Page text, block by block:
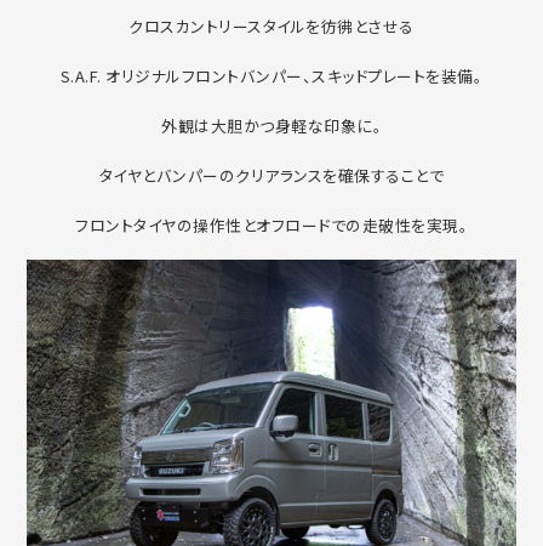
クロスカントリースタイルを彷彿とさせる
S.A.F. オリジナルフロントバンパー、スキッドプレートを装備。
外観は大胆かつ身軽な印象に。
タイヤとバンパーのクリアランスを確保することで
フロントタイヤの操作性とオフロードでの走破性を実現。